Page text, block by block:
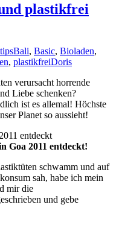
plastikfrei
Bali, Basic, Bioladen,
, plastikfreiDoris
verursacht horrende
Liebe schenken?
ist es allemal! Höchste
Planet so aussieht!
Goa 2011 entdeckt!
schwamm und auf
sah, habe ich mein
mir die
und gebe